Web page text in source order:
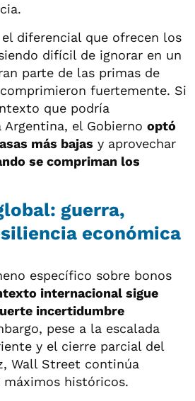
diferencial que ofrecen los
difícil de ignorar en un
parte de las primas de
fuertemente. Si
que podría
Argentina, el Gobierno optó
más bajas y aprovechar
se compriman los
guerra,
económica
específico sobre bonos
internacional sigue
incertidumbre
pese a la escalada
y el cierre parcial del
Wall Street continúa
máximos históricos.